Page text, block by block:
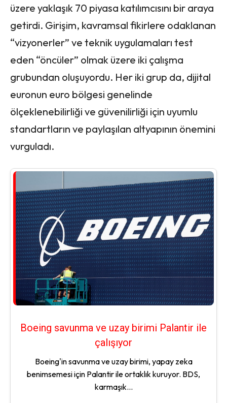
üzere yaklaşık 70 piyasa katılımcısını bir araya
getirdi. Girişim, kavramsal fikirlere odaklanan
“vizyonerler” ve teknik uygulamaları test
eden “öncüler” olmak üzere iki çalışma
grubundan oluşuyordu. Her iki grup da, dijital
euronun euro bölgesi genelinde
ölçeklenebilirliği ve güvenilirliği için uyumlu
standartların ve paylaşılan altyapının önemini
vurguladı.
Boeing savunma ve uzay birimi Palantir ile
çalışıyor
Boeing'in savunma ve uzay birimi, yapay zeka
benimsemesi için Palantir ile ortaklık kuruyor. BDS,
karmaşık...